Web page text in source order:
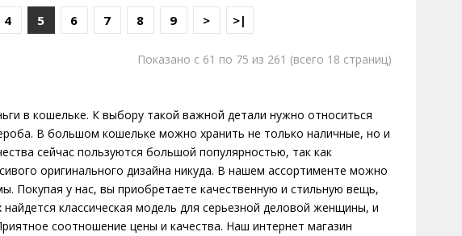
4 5 6 7 8 9 > >|
Показано с 61 по 75 из 261 (всего 18 страниц)
в кошельке. К выбору такой важной детали нужно относиться
В большом кошельке можно хранить не только наличные, но и
сейчас пользуются большой популярностью, так как
оригинального дизайна никуда. В нашем ассортименте можно
Покупая у нас, вы приобретаете качественную и стильную вещь,
классическая модель для серьезной деловой женщины, и
соотношение цены и качества. Наш интернет магазин